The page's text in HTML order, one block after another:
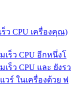
ว CPU เครื่องคุณ)
ร็ว CPU อีกหนึ่งโ
ร็ว CPU และ ยังรว
ร์ ในเครื่องด้วย ฟ